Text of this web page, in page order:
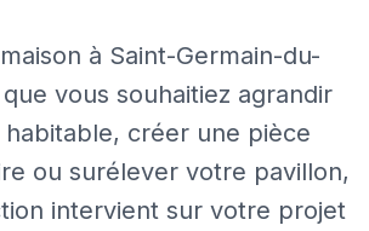
à Saint-Germain-du-
vous souhaitiez agrandir
créer une pièce
ou surélever votre pavillon,
intervient sur votre projet